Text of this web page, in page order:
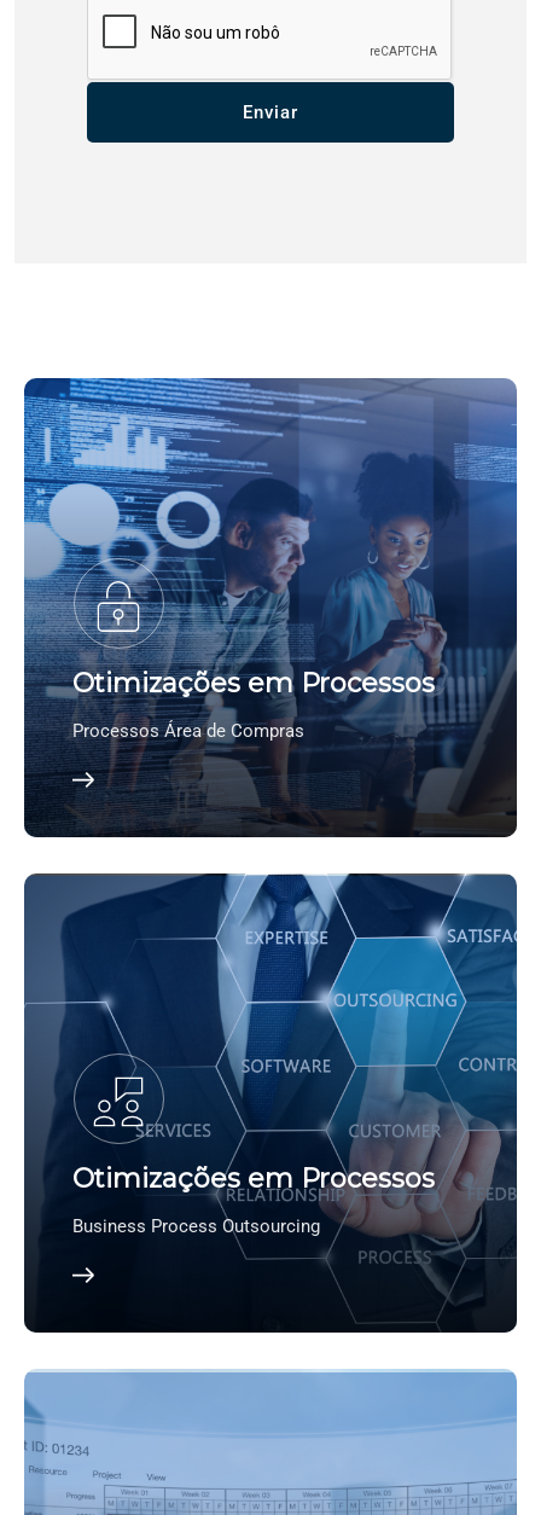
Otimizações em Processos
Processos Área de Compras
Otimizações em Processos
Business Process Outsourcing